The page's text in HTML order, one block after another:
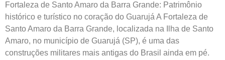
Fortaleza de Santo Amaro da Barra Grande: Patrimônio
histórico e turístico no coração do Guarujá A Fortaleza de
Santo Amaro da Barra Grande, localizada na Ilha de Santo
Amaro, no município de Guarujá (SP), é uma das
construções militares mais antigas do Brasil ainda em pé.